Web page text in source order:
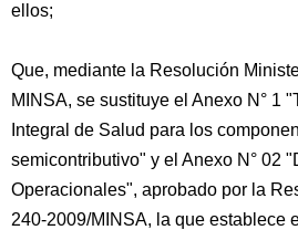
ellos;
Que, mediante la Resolución
MINSA, se sustituye el Anexo N° 1
Integral de Salud para los
semicontributivo" y el Anexo N° 02
Operacionales", aprobado por la
240-2009/MINSA, la que establece